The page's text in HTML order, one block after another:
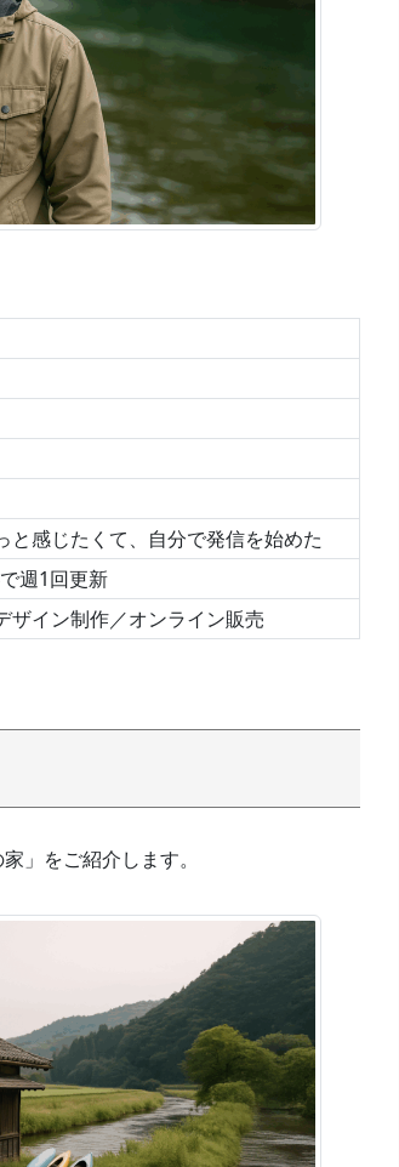
と感じたくて、自分で発信を始めた
週1回更新
ザイン制作／オンライン販売
」をご紹介します。